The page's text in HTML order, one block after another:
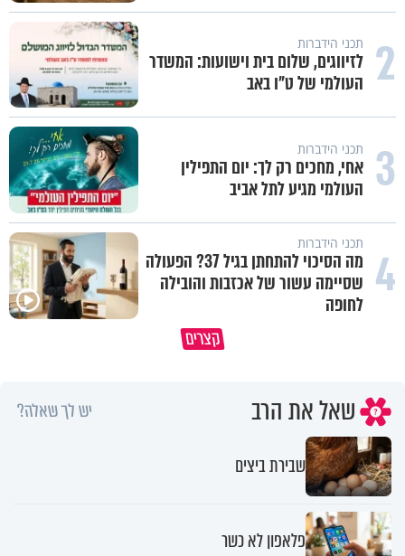
2 תכני הידברות
לזיווגים, שלום בית וישועות: המשדר
העולמי של ט"ו באב
3 תכני הידברות
אחי, מחכים רק לך: יום התפילין
העולמי מגיע לתל אביב
4 תכני הידברות
מה הסיכוי להתחתן בגיל 37? הפעולה
שסיימה עשור של אכזבות והובילה
לחופה
קצריםתשתמש באהבה של השם לטובתך
פותחים פתח קטן - ומקבלים
שאל את הרב יש לך שאלה?
שבירת ביצים
פלאפון לא כשר